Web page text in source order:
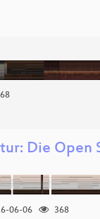
Die Open
06-06
368